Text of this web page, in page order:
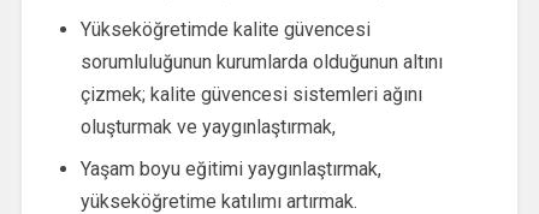
Yükseköğretimde kalite güvencesi
sorumluluğunun kurumlarda olduğunun altını
çizmek; kalite güvencesi sistemleri ağını
oluşturmak ve yaygınlaştırmak,
Yaşam boyu eğitimi yaygınlaştırmak,
yükseköğretime katılımı artırmak.